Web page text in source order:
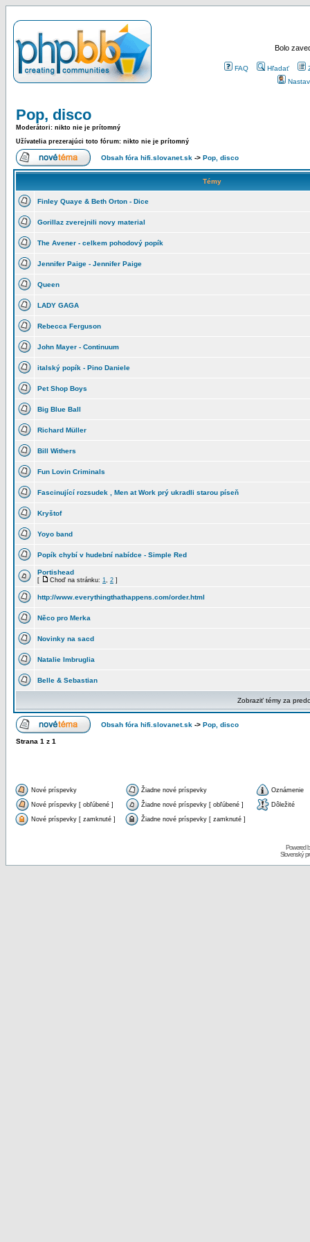
Bolo
FAQ Hľadať
Pop, disco
Moderátori: nikto nie je prítomný
Užívatelia prezerajúci toto fórum: nikto nie je prítomný
Obsah fóra hifi.slovanet.sk -> Pop, disco
Témy
Finley Quaye & Beth Orton - Dice
Gorillaz zverejnili novy material
The Avener - celkem pohodový popík
Jennifer Paige - Jennifer Paige
Queen
LADY GAGA
Rebecca Ferguson
John Mayer - Continuum
italský popík - Pino Daniele
Pet Shop Boys
Big Blue Ball
Richard Müller
Bill Withers
Fun Lovin Criminals
Fascinující rozsudek , Men at Work prý ukradli starou píseň
Kryštof
Yoyo band
Popík chybí v hudební nabídce - Simple Red
Portishead
[ Choď na stránku: 1, 2 ]
http://www.everythingthathappens.com/order.html
Něco pro Merka
Novinky na sacd
Natalie Imbruglia
Belle & Sebastian
Zobraziť témy za
Obsah fóra hifi.slovanet.sk -> Pop, disco
Strana 1 z 1
Nové príspevky Žiadne nové príspevky Oznámenie
Nové príspevky [ obľúbené ] Žiadne nové príspevky [ obľúbené ] Dôležité
Nové príspevky [ zamknuté ] Žiadne nové príspevky [ zamknuté ]
Powered
Slovenský